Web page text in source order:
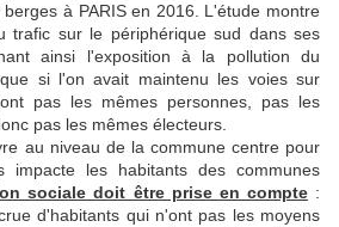
à PARIS en 2016. L'étude montre
trafic sur le périphérique sud dans ses
ainsi l'exposition à la pollution du
si l'on avait maintenu les voies sur
pas les mêmes personnes, pas les
pas les mêmes électeurs.
au niveau de la commune centre pour
impacte les habitants des communes
sociale doit être prise en compte:
d'habitants qui n'ont pas les moyens